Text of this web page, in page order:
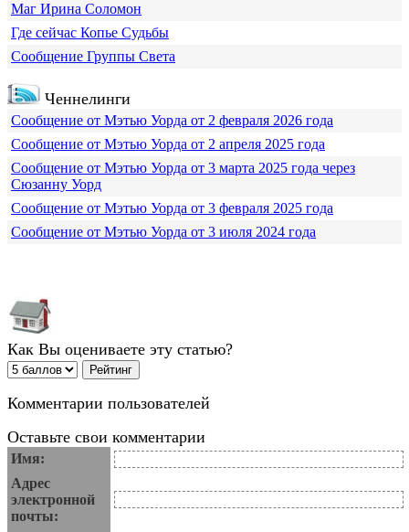
Маг Ирина Соломон
Где сейчас Копье Судьбы
Сообщение Группы Света
Ченнелинги
Сообщение от Мэтью Уорда от 2 февраля 2026 года
Сообщение от Мэтью Уорда от 2 апреля 2025 года
Сообщение от Мэтью Уорда от 3 марта 2025 года через
Сюзанну Уорд
Сообщение от Мэтью Уорда от 3 февраля 2025 года
Сообщение от Мэтью Уорда от 3 июля 2024 года
Как Вы оцениваете эту статью?
Комментарии пользователей
Оставьте свои комментарии
Имя:
Адрес
электронной
почты: